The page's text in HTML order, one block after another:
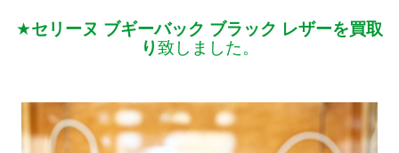
★セリーヌ ブギーバック ブラック レザーを買取
り致しました。